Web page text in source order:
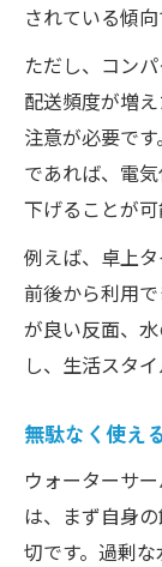
されている傾向
ただし、コン
配送頻度が増
注意が必要で
であれば、電
下げることが可
例えば、卓上
前後から利用
が良い反面、
し、生活スタ
無駄なく使え
ウォーターサ
は、まず自身
切です。過剰